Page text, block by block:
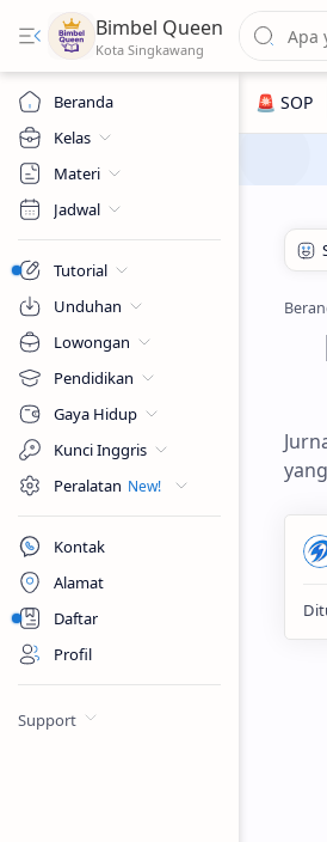
Bimbel Queen
Beranda
Kelas
Materi
Jadwal
Tutorial
Unduhan
Lowongan
Pendidikan
Gaya Hidup
Kunci Inggris
Peralatan
Kontak
Alamat
Daftar
Profil
Support